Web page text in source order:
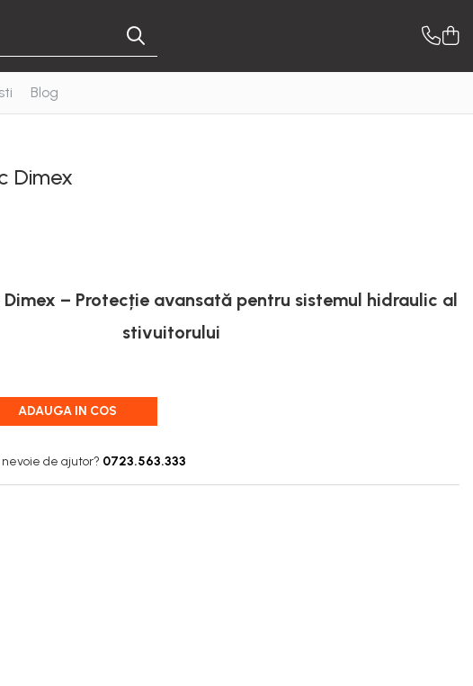
Blog
Dimex
– Protecție avansată pentru sistemul hidraulic al
stivuitorului
ADAUGA IN COS
nevoie de ajutor? 0723.563.333